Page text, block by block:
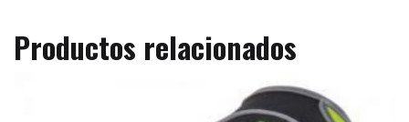
Productos relacionados